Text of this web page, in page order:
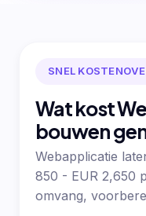
SNEL
Wat kost
bouwen
Webapplicatie
850 - EUR 2,650
omvang,